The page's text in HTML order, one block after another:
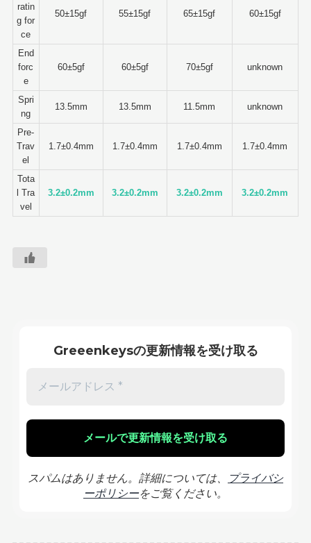
ratin
g for
ce
50±15gf 55±15gf 65±15gf 60±15gf
End
forc
e
60±5gf 60±5gf 70±5gf unknown
Spri
ng
13.5mm 13.5mm 11.5mm unknown
Pre-
Trav
el
1.7±0.4mm 1.7±0.4mm 1.7±0.4mm 1.7±0.4mm
Tota
l Tra
vel
3.2±0.2mm 3.2±0.2mm 3.2±0.2mm 3.2±0.2mm
Greeenkeysの更新情報を受け取る
スパムはありません。詳細については、
プライバシ
ーポリシーをご覧ください。